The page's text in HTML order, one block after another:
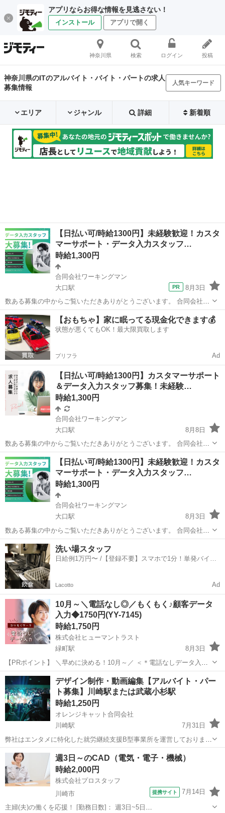
アプリならお得な情報を見逃さない！
インストール アプリで開く
神奈川県 検索 ログイン 投稿
神奈川県のITのアルバイト・バイト・パートの求人
募集情報
人気キーワード
エリア ジャンル 詳細 新着順
【日払い可/時給1300円】未経験歓迎！カスタ
マーサポート・データ入力スタッフ…
時給1,300円
合同会社ワーキングマン
大口駅
8月3日
数ある募集の中からご覧いただきありがとうございます。 合同会社ワ
ーキングマンです。 事業拡大に伴い、事務・カスタマーサポート業務
を一緒にお手伝いいただけるパートナー様（業務委託）を募集いたし
ます！ 「稼いだ...
神奈川 横浜市 大口駅 その他 カスタマー
【おもちゃ】家に眠ってる現金化できます💰
状態が悪くてもOK！最大限買取します
プリフラ Ad
【日払い可/時給1300円】カスタマーサポート
＆データ入力スタッフ募集！未経験…
時給1,300円
合同会社ワーキングマン
大口駅
8月8日
数ある募集の中からご覧いただきありがとうございます。 合同会社ワ
ーキングマンと申します。 この度、事業拡大に伴い、弊社業務対応を
していただけるカスタマーサポート兼データ入力のパートナー様（業
務委託契約）を募集いたしま...
神奈川 横浜市 大口駅 データ入力
【日払い可/時給1300円】未経験歓迎！カスタ
マーサポート・データ入力スタッフ…
時給1,300円
合同会社ワーキングマン
大口駅
8月3日
数ある募集の中からご覧いただきありがとうございます。 合同会社ワ
ーキングマンです。 事業拡大に伴い、事務・カスタマーサポート業務
を一緒にお手伝いいただけるパートナー様（業務委託）を募集いたし
ます！ 「稼いだ...
神奈川 横浜市 大口駅
洗い場スタッフ
日給例1万円〜 /【登録不要】スマホで1分！単発バイト
Lacotto Ad
10月～＼電話なし◎／もくもく♪顧客データ
入力◆1750円(YY-7145)
時給1,750円
株式会社ヒューマントラスト
緑町駅
8月3日
【PRポイント】 ＼早めに決める！10月～／ ＜＊電話なしデータ入力
＊＞ もくもく好きな方におすすめ♪ ・高時給1750円+交！ ・小田原駅
近！徒歩5分◎ ・しっかり研修あるので安心♪ ・社員食堂あり！お弁...
神奈川 小田原市 緑町駅 データ入力 ヒューマントラスト
デザイン制作・動画編集【アルバイト・パー
ト募集】川崎駅または武蔵小杉駅
時給1,250円
オレンジキャット合同会社
川崎駅
7月31日
弊社はエンタメに特化した就労継続支援B型事業所を運営しておりま
す。 具体的には、動画編集、イベントの企画制作、デザイン制作、
等々 今回事業所のできることの幅を広げるために、映像制作に精通し
ている人材を募集します。 ...
神奈川 川崎市 川崎駅 動画編集
週3日～のCAD（電気・電子・機械）
時給2,000円
株式会社プロスタッフ
川崎市
提携サイト 7月14日
主婦(夫)の働くを応援！ [勤務日数]： 週3日~5日